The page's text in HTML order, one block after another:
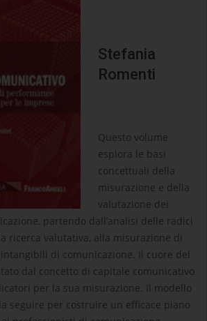
Stefania
Romenti
Questo volume
esplora le basi
concettuali della
misurazione e della
valutazione dei
partendo dall’analisi delle radici
ricerca valutativa, alla misurazione di
di comunicazione. Il cuore del
dal concetto di capitale comunicativo
per la sua misurazione. Il modello
seguire per costruire un efficace piano